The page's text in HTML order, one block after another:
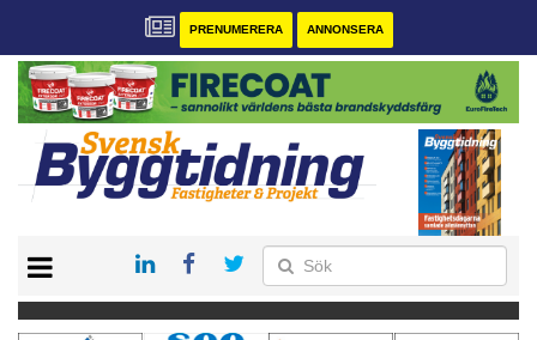
PRENUMERERA ANNONSERA